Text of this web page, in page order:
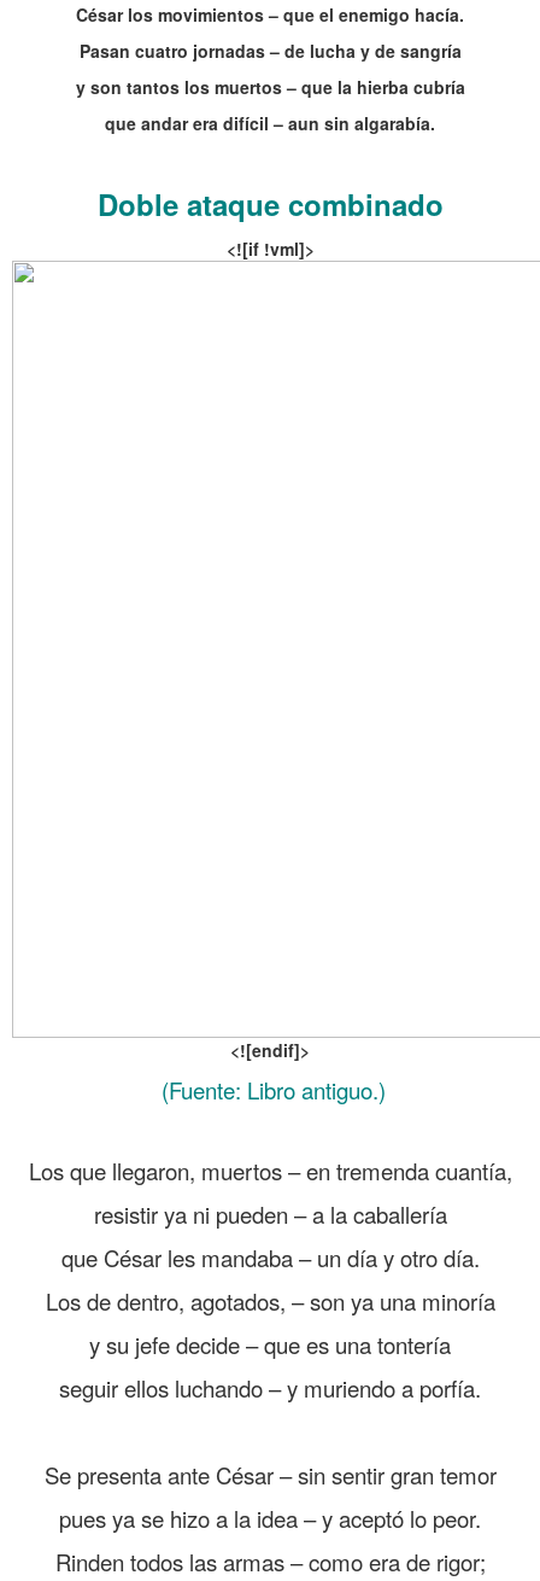
César los movimientos – que el enemigo hacía.
Pasan cuatro jornadas – de lucha y de sangría
y son tantos los muertos – que la hierba cubría
que andar era difícil – aun sin algarabía.
Doble ataque combinado
<![if !vml]>
<![endif]>
(Fuente: Libro antiguo.)
Los que llegaron, muertos – en tremenda cuantía,
resistir ya ni pueden – a la caballería
que César les mandaba – un día y otro día.
Los de dentro, agotados, – son ya una minoría
y su jefe decide – que es una tontería
seguir ellos luchando – y muriendo a porfía.
Se presenta ante César – sin sentir gran temor
pues ya se hizo a la idea – y aceptó lo peor.
Rinden todos las armas – como era de rigor;